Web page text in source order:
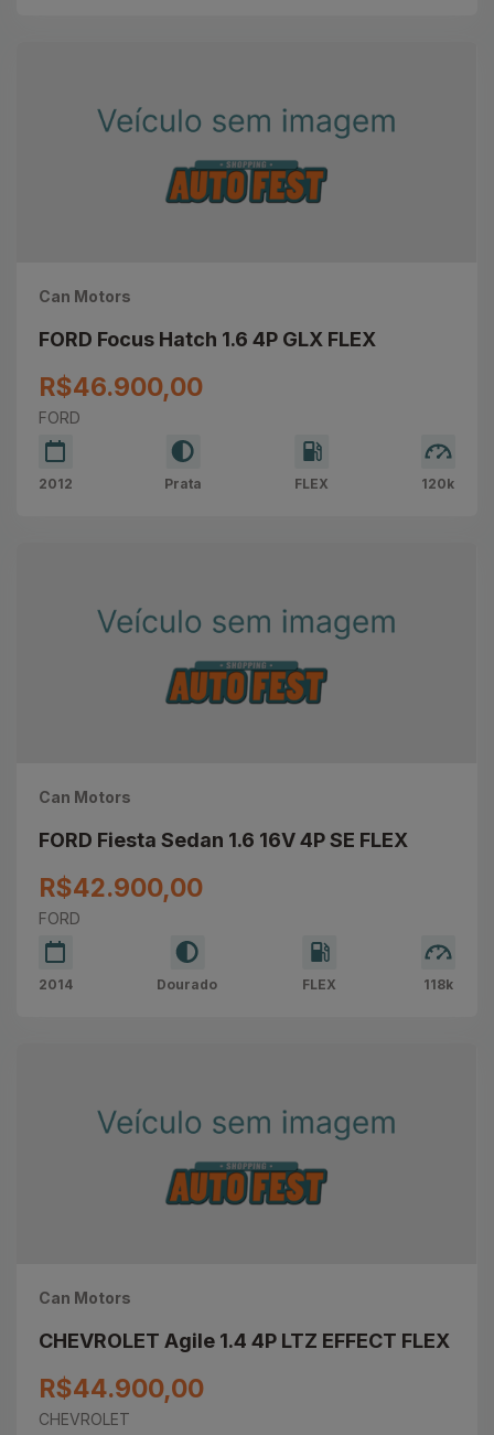
Can Motors
FORD Focus Hatch 1.6 4P GLX FLEX
R$46.900,00
FORD
2012 Prata FLEX 120k
Can Motors
FORD Fiesta Sedan 1.6 16V 4P SE FLEX
R$42.900,00
FORD
2014 Dourado FLEX 118k
Can Motors
CHEVROLET Agile 1.4 4P LTZ EFFECT FLEX
R$44.900,00
CHEVROLET